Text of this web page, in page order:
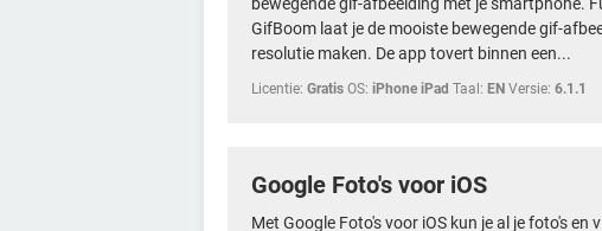
GifBoom laat je de mooiste bewegende gif-
resolutie maken. De app tovert binnen een...
Licentie: Gratis OS: iPhone iPad Taal: EN Versie: 6.1.1
Google Foto's voor iOS
Met Google Foto's voor iOS kun je al je foto's en